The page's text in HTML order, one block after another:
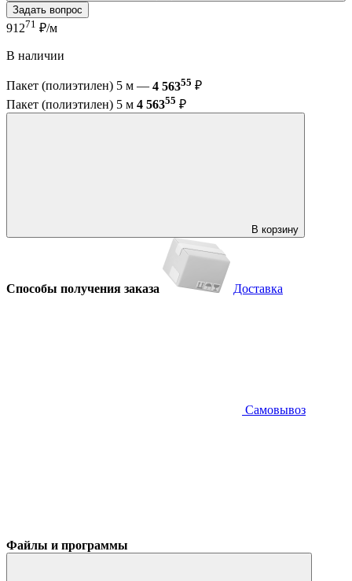
Задать вопрос
91271 ₽/м
В наличии
Пакет (полиэтилен) 5 м — 4 56355 ₽
Пакет (полиэтилен) 5 м 4 56355 ₽
В корзину
Способы получения заказа Доставка
Самовывоз
Файлы и программы